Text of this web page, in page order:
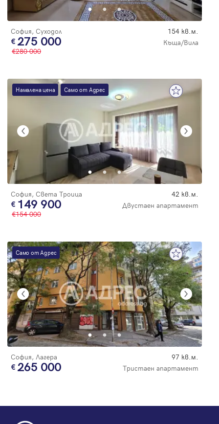
София, Суходол 154 кв.м.
275 000
Къща/Вила
280 000
Намалена цена Само от Адрес
София, Света Троица 42 кв.м.
149 900
Двустаен апартамент
154 000
Само от Адрес
София, Лагера 97 кв.м.
265 000 Тристаен апартамент